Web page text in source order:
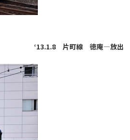
‘13.1.8 片町線 徳庵―放出